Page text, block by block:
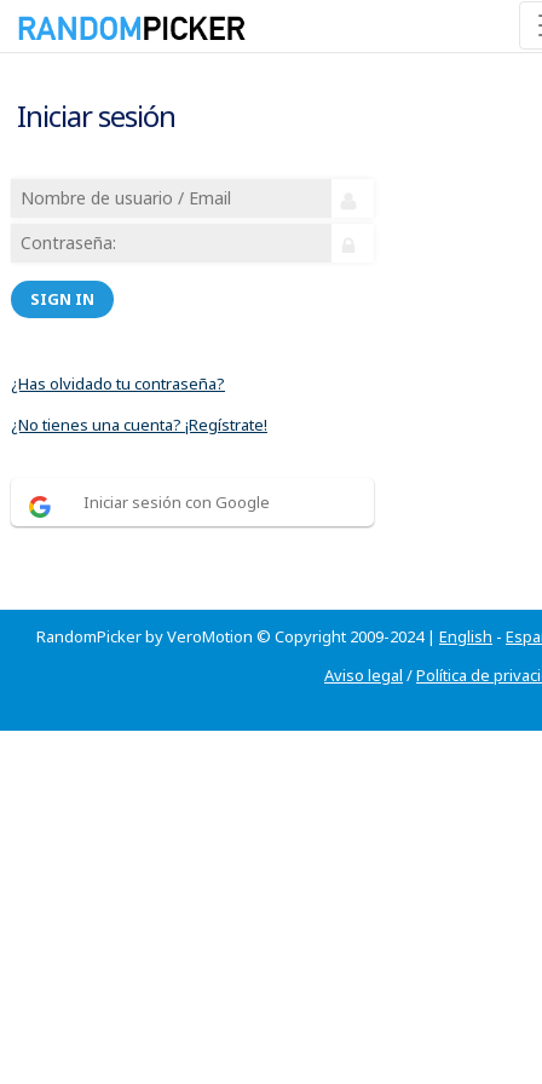
Iniciar sesión
SIGN IN
¿Has olvidado tu contraseña?
¿No tienes una cuenta? ¡Regístrate!
Iniciar sesión con Google
RandomPicker by VeroMotion © Copyright 2009-2024 | English -
Aviso legal /Política de